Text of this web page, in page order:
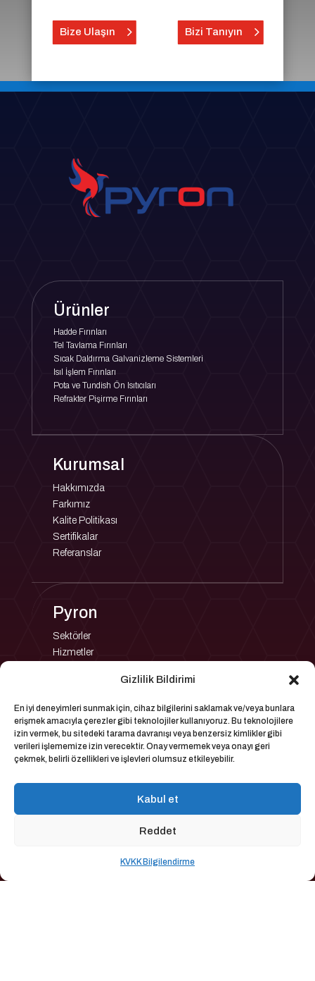
Gizlilik Bildirimi
En iyi deneyimleri sunmak için, cihaz bilgilerini saklamak ve/veya bunlara
erişmek amacıyla çerezler gibi teknolojiler kullanıyoruz. Bu teknolojilere
izin vermek, bu sitedeki tarama davranışı veya benzersiz kimlikler gibi
verileri işlememize izin verecektir. Onay vermemek veya onayı geri
çekmek, belirli özellikleri ve işlevleri olumsuz etkileyebilir.
Kabul et
Reddet
KVKK Bilgilendirme
Bize Ulaşın Bizi Tanıyın
Ürünler
Hadde Fırınları
Tel Tavlama Fırınları
Sıcak Daldırma Galvanizleme Sistemleri
Isıl İşlem Fırınları
Pota ve Tundish Ön Isıtıcıları
Refrakter Pişirme Fırınları
Kurumsal
Hakkımızda
Farkımız
Kalite Politikası
Sertifikalar
Referanslar
Pyron
Sektörler
Hizmetler
Bize Ulaşım
Akçeşme Mah. 2015. Sok.No:16